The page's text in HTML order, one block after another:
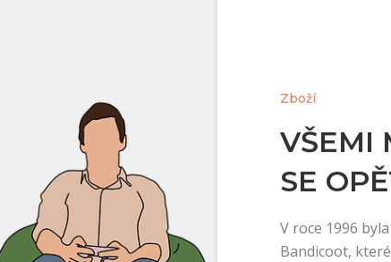
Zboží
VŠEMI
SE
V roce 1996
Bandicoot,